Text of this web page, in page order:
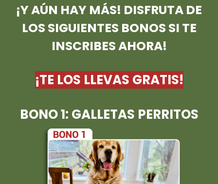
¡Y AÚN HAY MÁS! DISFRUTA DE
LOS SIGUIENTES BONOS SI TE
INSCRIBES AHORA!
¡TE LOS LLEVAS GRATIS!
BONO 1: GALLETAS PERRITOS